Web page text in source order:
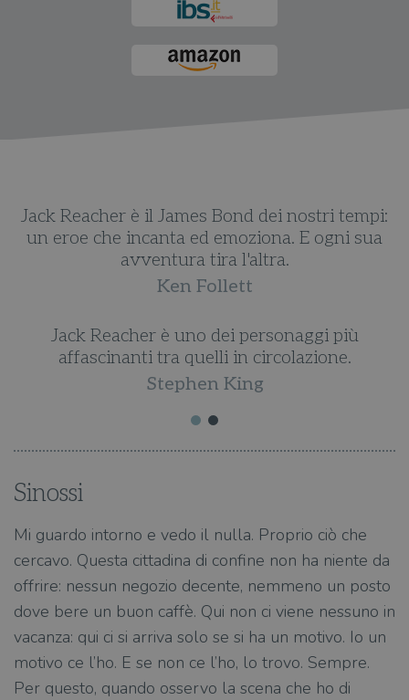
Jack Reacher è il James Bond dei nostri tempi:
un eroe che incanta ed emoziona. E ogni sua
avventura tira l'altra.
Ken Follett
Jack Reacher è uno dei personaggi più
affascinanti tra quelli in circolazione.
Stephen King
Sinossi
Mi guardo intorno e vedo il nulla. Proprio ciò che
cercavo. Questa cittadina di confine non ha niente da
offrire: nessun negozio decente, nemmeno un posto
dove bere un buon caffè. Qui non ci viene nessuno in
vacanza: qui ci si arriva solo se si ha un motivo. Io un
motivo ce l’ho. E se non ce l’ho, lo trovo. Sempre.
Per questo, quando osservo la scena che ho di